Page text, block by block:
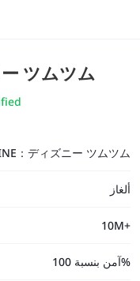
ツムツム
：ディズニー ツムツム
ألغاز
10M+
آمن بنسبة 100%